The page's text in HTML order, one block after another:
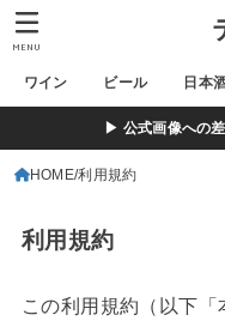
ワイン ビール 日本
MENU
▶ 公式画像への
HOME 利用規約
利用規約
この利用規約（以下